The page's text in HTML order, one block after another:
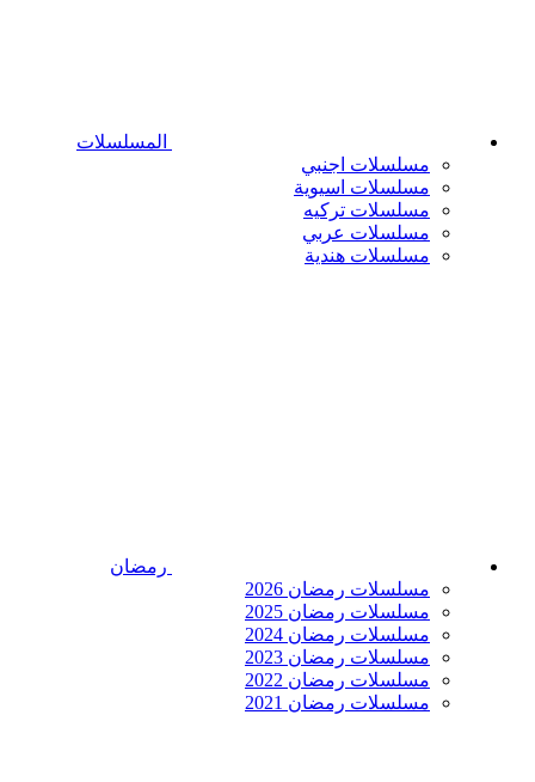
المسلسلات
مسلسلات اجنبي
مسلسلات اسيوية
مسلسلات تركيه
مسلسلات عربي
مسلسلات هندية
رمضان
مسلسلات رمضان 2026
مسلسلات رمضان 2025
مسلسلات رمضان 2024
مسلسلات رمضان 2023
مسلسلات رمضان 2022
مسلسلات رمضان 2021